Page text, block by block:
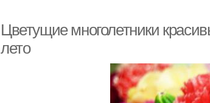
Цветущие многолетники
лето